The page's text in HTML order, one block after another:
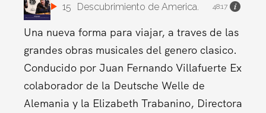
15 Descubrimiento de America. 48:17
Una nueva forma para viajar, a traves de las
grandes obras musicales del genero clasico.
Conducido por Juan Fernando Villafuerte Ex
colaborador de la Deutsche Welle de
Alemania y la Elizabeth Trabanino, Directora